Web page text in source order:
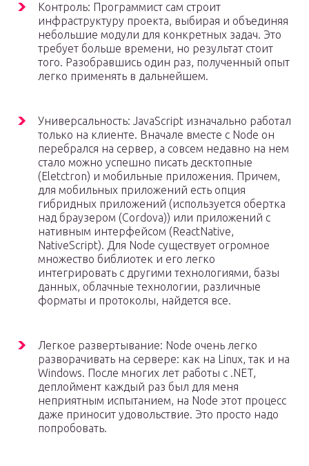
Контроль: Программист сам строит
инфраструктуру проекта, выбирая и объединяя
небольшие модули для конкретных задач. Это
требует больше времени, но результат стоит
того. Разобравшись один раз, полученный опыт
легко применять в дальнейшем.
Универсальность: JavaScript изначально работал
только на клиенте. Вначале вместе с Node он
перебрался на сервер, а совсем недавно на нем
стало можно успешно писать десктопные
(Eletctron) и мобильные приложения. Причем,
для мобильных приложений есть опция
гибридных приложений (используется обертка
над браузером (Cordova)) или приложений с
нативным интерфейсом (ReactNative,
NativeScript). Для Node существует огромное
множество библиотек и его легко
интегрировать с другими технологиями, базы
данных, облачные технологии, различные
форматы и протоколы, найдется все.
Легкое развертывание: Node очень легко
разворачивать на сервере: как на Linux, так и на
Windows. После многих лет работы с .NET,
деплоймент каждый раз был для меня
неприятным испытанием, на Node этот процесс
даже приносит удовольствие. Это просто надо
попробовать.